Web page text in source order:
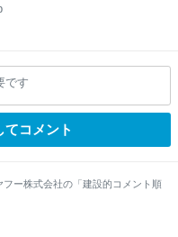
です
てコメント
ー株式会社の「建設的コメント順